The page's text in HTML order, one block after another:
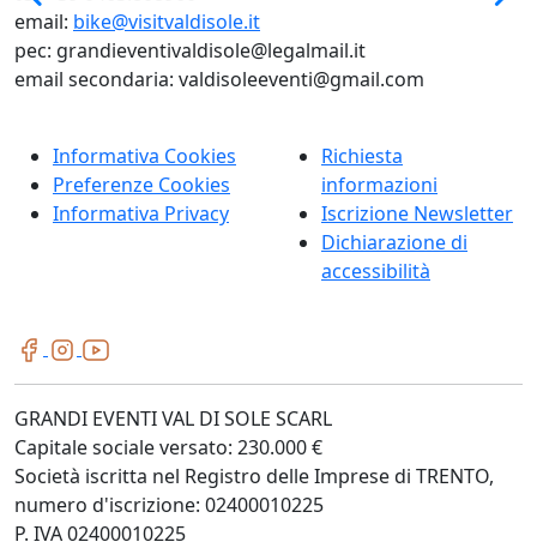
email: bike@visitvaldisole.it
pec: grandieventivaldisole@legalmail.it
email secondaria: valdisoleeventi@gmail.com
Informativa Cookies
Preferenze Cookies
Informativa Privacy
Richiesta
informazioni
Iscrizione Newsletter
Dichiarazione di
accessibilità
GRANDI EVENTI VAL DI SOLE SCARL
Capitale sociale versato: 230.000 €
Società iscritta nel Registro delle Imprese di TRENTO,
numero d'iscrizione: 02400010225
P. IVA 02400010225